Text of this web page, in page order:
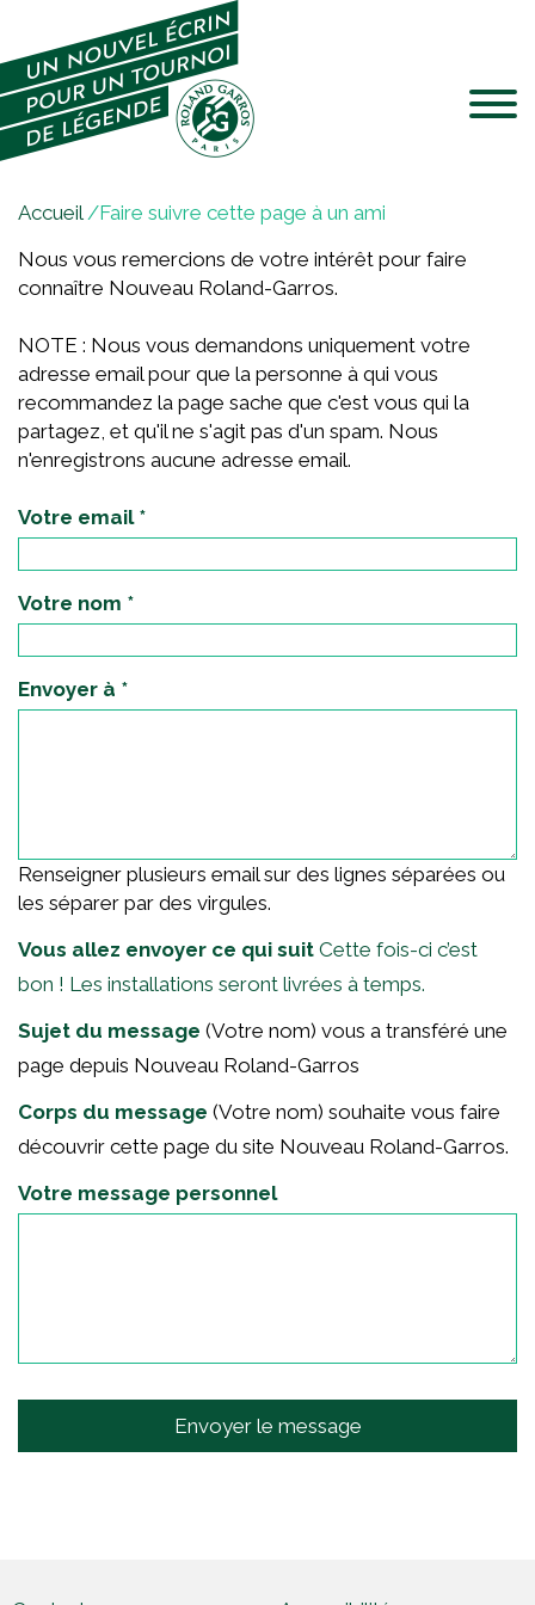
Jump to navigation
V
u
s
t
e
s
i
c
Accueil/Faire suivre cette page à un ami
Nous vous remercions de votre intérêt pour faire
connaître Nouveau Roland-Garros.
NOTE : Nous vous demandons uniquement votre
adresse email pour que la personne à qui vous
recommandez la page sache que c'est vous qui la
partagez, et qu'il ne s'agit pas d'un spam. Nous
n'enregistrons aucune adresse email.
Votre email *
Votre nom *
Envoyer à *
Renseigner plusieurs email sur des lignes séparées ou
les séparer par des virgules.
Vous allez envoyer ce qui suit Cette fois-ci c’est
bon ! Les installations seront livrées à temps.
Sujet du message (Votre nom) vous a transféré une
page depuis Nouveau Roland-Garros
Corps du message (Votre nom) souhaite vous faire
découvrir cette page du site Nouveau Roland-Garros.
Votre message personnel
Envoyer le message